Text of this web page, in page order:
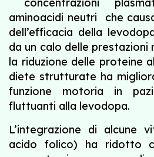
aminoacidi neutri che
dell’efficacia della
da un calo delle
la riduzione delle proteine
diete strutturate ha
funzione motoria in
fluttuanti alla levodopa.
L’integrazione di alcune
acido folico) ha ridotto